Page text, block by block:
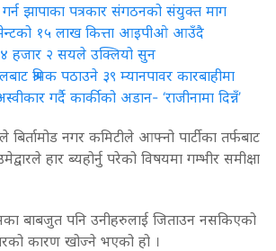
झापाका पत्रकार संगठनको संयुक्त माग
१५ लाख कित्ता आइपीओ आउँदै
४ हजार २ सयले उक्लियो सुन
श्रमिक पठाउने ३९ म्यानपावर कारबाहीमा
गर्दै कार्कीको अडान- ‘राजीनामा दिन्नँ’
बिर्तामोड नगर कमिटीले आफ्नो पार्टीका तर्फबाट
हार ब्यहोर्नु परेको विषयमा गम्भीर समीक्षा
बाबजुत पनि उनीहरुलाई जिताउन नसकिएको
कारण खोज्ने भएको हो ।